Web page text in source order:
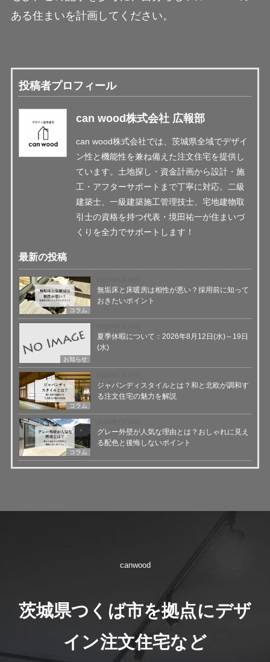
ある住まいを計画してください。
投稿者プロフィール
can wood株式会社 広報部
can wood株式会社では、茨城県全域でデザイ
ン性と機能性を兼ね備えた注文住宅を提供し
ています。土地探し・資金計画から設計・施
工・アフターサポートまで丁寧に対応。二級
建築士、一級建築施工管理技士、宅地建物取
引士の資格を持つ代表・境田祐一が住まいづ
くりを全力でサポートします！
最新の投稿
コラム
無垢床と床暖房は相性が悪い？採用前に知って
おきたいポイント
お知らせ
夏季休暇について：2026年8月12日(水)～19日
(水)
コラム
ジャパンディスタイルとは？和と北欧が調和す
る注文住宅の魅力を解説
コラム
グレー外壁が人気な理由とは？おしゃれに見え
る配色と後悔しないポイント
canwood
茨城県つくば市を拠点にデザ
イン注文住宅など